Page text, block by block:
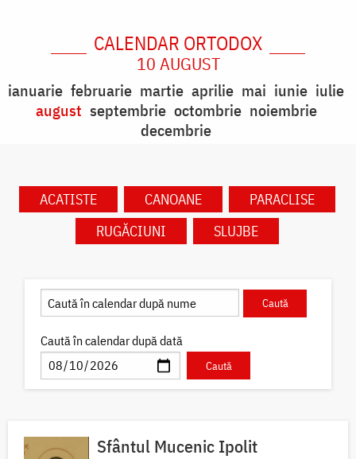
CALENDAR ORTODOX
10 AUGUST
ianuarie februarie martie aprilie mai iunie iulie
august septembrie octombrie noiembrie
decembrie
ACATISTE CANOANE
PARACLISE
RUGĂCIUNI
SLUJBE
Caută în calendar după dată
Sfântul Mucenic Ipolit